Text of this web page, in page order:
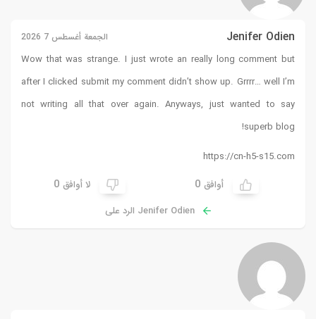
الجمعة أغسطس 7 2026
Wow that was strange. I
after I clicked submit my
not writing all that over
لا أوافق 0